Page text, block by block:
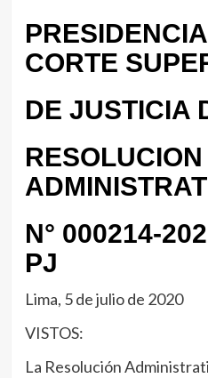
CORTE
DE JUSTICIA
RESOLUCION
N° 000214-
PJ
Lima, 5 de julio de 2020
VISTOS:
La Resolución